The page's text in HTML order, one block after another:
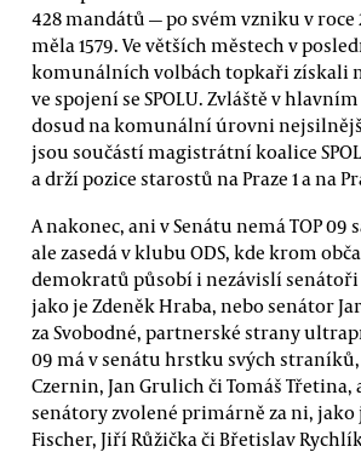
428 mandátů — po svém vzniku v
měla 1579. Ve větších městech v
komunálních volbách topkaři získali
ve spojení se SPOLU. Zvláště v
dosud na komunální úrovni
jsou součástí magistrátní koalice
a drží pozice starostů na Praze 1 a na
A nakonec, ani v Senátu nemá TOP
ale zasedá v klubu ODS, kde krom
demokratů působí i nezávislí
jako je Zdeněk Hraba, nebo senátor
za Svobodné, partnerské strany
09 má v senátu hrstku svých straníků,
Czernin, Jan Grulich či Tomáš Třetina,
senátory zvolené primárně za ni, jako
Fischer, Jiří Růžička či Břetislav